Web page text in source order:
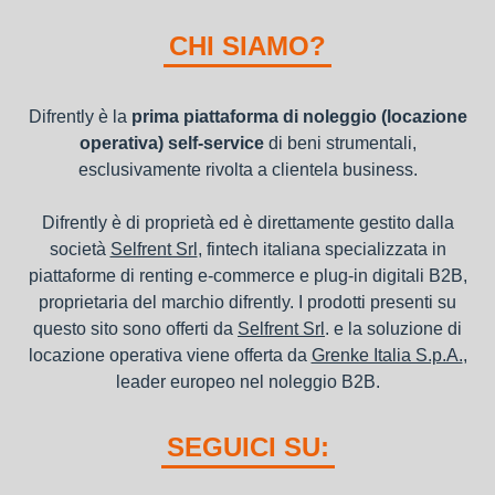
nel bilancio, poiché i canoni vengono considerati un servizio. I
canoni di noleggio sono deducibili ai fini IRES e IRAP
CHI SIAMO?
Difrently è la prima piattaforma di noleggio (locazione
operativa) self-servicedi beni strumentali,
esclusivamente rivolta a clientela business.
Difrently è di proprietà ed è direttamente gestito dalla
società Selfrent Srl , fintech italiana specializzata in
piattaforme di renting e-commerce e plug-in digitali B2B,
proprietaria del marchio difrently. I prodotti presenti su
questo sito sono offerti da Selfrent Srl . e la soluzione di
locazione operativa viene offerta da Grenke Italia S.p.A.,
leader europeo nel noleggio B2B.
SEGUICI SU: